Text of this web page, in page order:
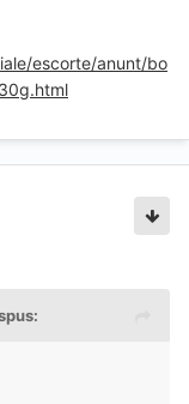
escorte/anunt/bo